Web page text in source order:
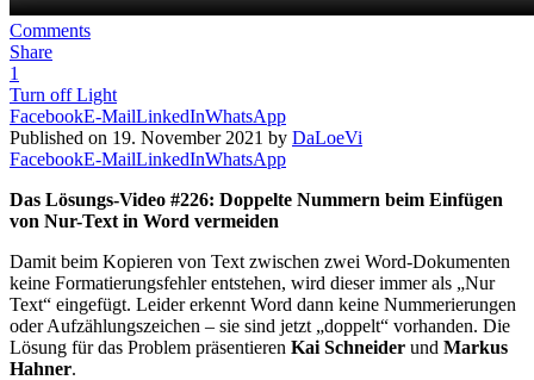
Comments
Share
1
Turn off Light
FacebookE-MailLinkedInWhatsApp
Published on 19. November 2021 by DaLoeVi
FacebookE-MailLinkedInWhatsApp
Das Lösungs-Video #226: Doppelte Nummern beim Einfügen
von Nur-Text in Word vermeiden
Damit beim Kopieren von Text zwischen zwei Word-Dokumenten
keine Formatierungsfehler entstehen, wird dieser immer als „Nur
Text“ eingefügt. Leider erkennt Word dann keine Nummerierungen
oder Aufzählungszeichen – sie sind jetzt „doppelt“ vorhanden. Die
Lösung für das Problem präsentieren Kai Schneider und Markus
Hahner.